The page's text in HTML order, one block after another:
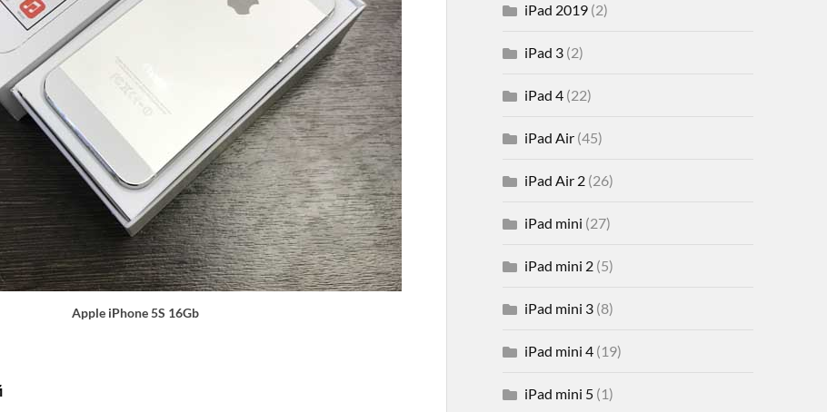
Apple iPhone 5S 16Gb
iPad 2019(2)
iPad 3(2)
iPad 4(22)
iPad Air(45)
iPad Air 2(26)
iPad mini (27)
iPad mini 2(5)
iPad mini 3(8)
iPad mini 4(19)
iPad mini 5(1)